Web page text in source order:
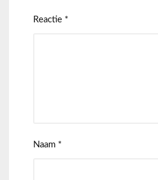
Reactie *
Naam *